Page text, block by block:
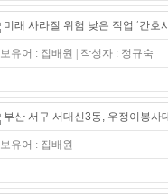
미래 사라질 위험 낮은 직업 ‘간호
보유어 : 집배원 | 작성자 : 정규숙
부산 서구 서대신3동, 우정이봉사
보유어 : 집배원